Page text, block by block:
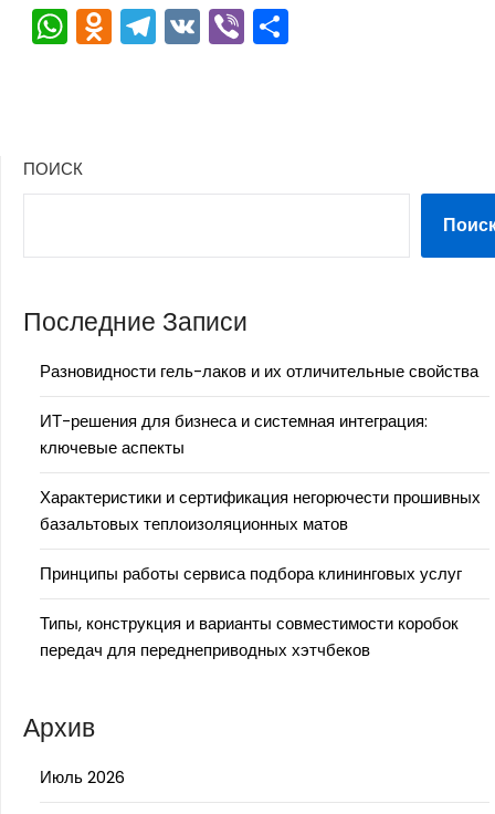
WhatsApp
Odnoklassniki
Telegram
VKViber
ПОИСК
Последние Записи
Разновидности гель-лаков и их отличительные свойства
ИТ-решения для бизнеса и системная интеграция:
ключевые аспекты
Характеристики и сертификация негорючести прошивных
базальтовых теплоизоляционных матов
Принципы работы сервиса подбора клининговых услуг
Типы, конструкция и варианты совместимости коробок
передач для переднеприводных хэтчбеков
Архив
Июль 2026